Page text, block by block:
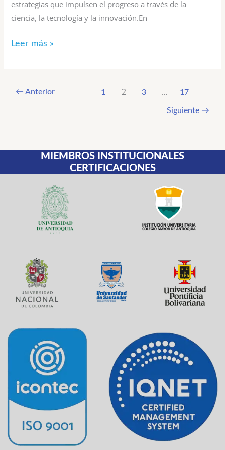
estrategias que impulsen el progreso a través de la
ciencia, la tecnología y la innovación.En
Leer más »
← Anterior 1 2 3 … 17
Siguiente →
MIEMBROS INSTITUCIONALES
CERTIFICACIONES